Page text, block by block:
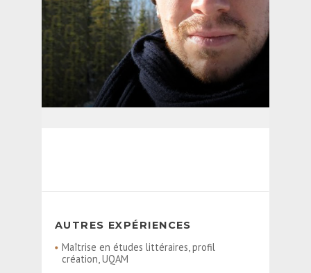
AUTRES EXPÉRIENCES
Maîtrise en études littéraires, profil
création, UQAM